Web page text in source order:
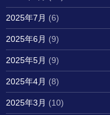
2025年7月 (6)
2025年6月 (9)
2025年5月 (9)
2025年4月 (8)
2025年3月 (10)